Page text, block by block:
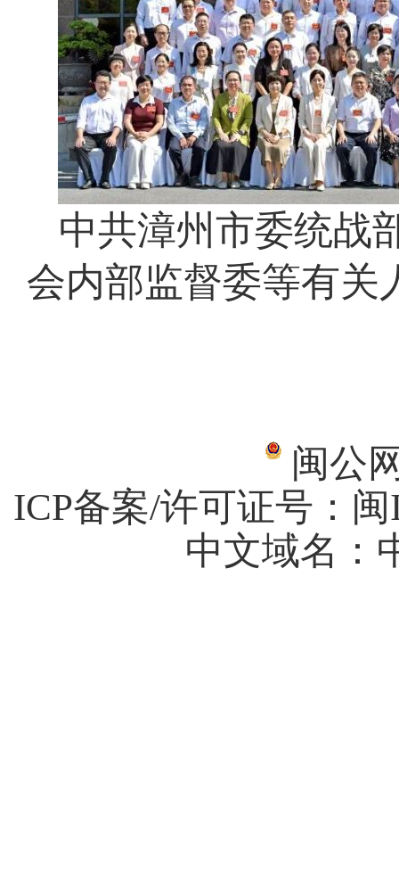
中共漳州市委统战
会内部监督委等有关
闽公
ICP备案/许可证号： 闽
中文域名：